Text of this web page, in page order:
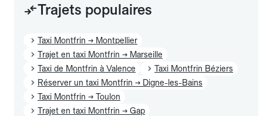
Trajets populaires
Taxi Montfrin → Montpellier
Trajet en taxi Montfrin → Marseille
Taxi de Montfrin à Valence
Taxi Montfrin Béziers
Réserver un taxi Montfrin → Digne-les-Bains
Taxi Montfrin → Toulon
Trajet en taxi Montfrin → Gap